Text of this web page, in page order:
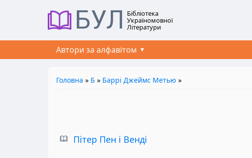
БУЛ Бібліотека
Україномовної
Літератури
Автори за алфавітом
Головна » Б » Баррі Джеймс Метью »
Пітер Пен і Венді